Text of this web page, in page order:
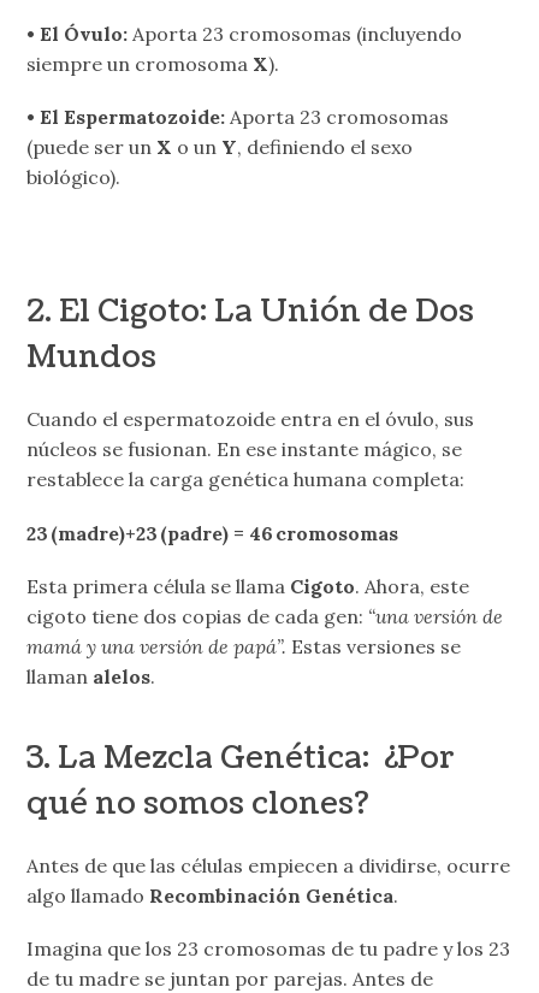
• El Óvulo: Aporta 23 cromosomas (incluyendo
siempre un cromosoma X).
• El Espermatozoide: Aporta 23 cromosomas
(puede ser un X o un Y, definiendo el sexo
biológico).
2. El Cigoto: La Unión de Dos
Mundos
Cuando el espermatozoide entra en el óvulo, sus
núcleos se fusionan. En ese instante mágico, se
restablece la carga genética humana completa:
23 (madre)+23 (padre) = 46 cromosomas
Esta primera célula se llama Cigoto. Ahora, este
cigoto tiene dos copias de cada gen: “una versión de
mamá y una versión de papá”. Estas versiones se
llaman alelos.
3. La Mezcla Genética: ¿Por
qué no somos clones?
Antes de que las células empiecen a dividirse, ocurre
algo llamado Recombinación Genética.
Imagina que los 23 cromosomas de tu padre y los 23
de tu madre se juntan por parejas. Antes de